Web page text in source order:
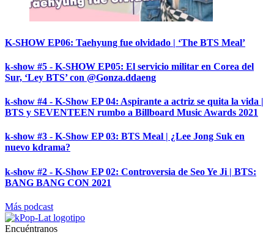
K-SHOW EP06: Taehyung fue olvidado | ‘The BTS Meal’
k-show #5 - K-SHOW EP05: El servicio militar en Corea del
Sur, ‘Ley BTS’ con @Gonza.ddaeng
k-show #4 - K-Show EP 04: Aspirante a actriz se quita la vida |
BTS y SEVENTEEN rumbo a Billboard Music Awards 2021
k-show #3 - K-Show EP 03: BTS Meal | ¿Lee Jong Suk en
nuevo kdrama?
k-show #2 - K-Show EP 02: Controversia de Seo Ye Ji | BTS:
BANG BANG CON 2021
Más podcast
Encuéntranos